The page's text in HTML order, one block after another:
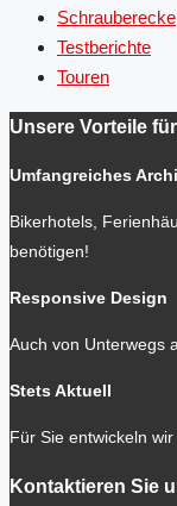
Schrauberecke
Testberichte
Touren
Unsere Vorteile
Umfangreiches
Bikerhotels,
benötigen!
Responsive Design
Auch von Unterwegs
Stets Aktuell
Für Sie entwickeln
Kontaktieren Sie